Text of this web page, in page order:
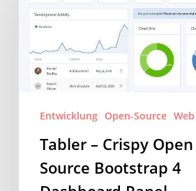
Open
Bootstrap
PanelEntwicklung Open-Source Web
Tabler – Crispy Open
Source Bootstrap 4